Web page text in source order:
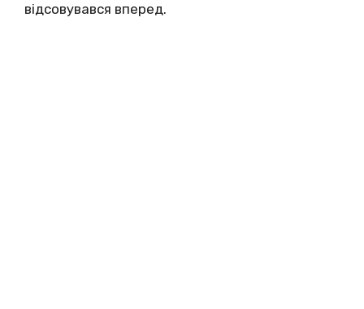
відсовувався вперед.